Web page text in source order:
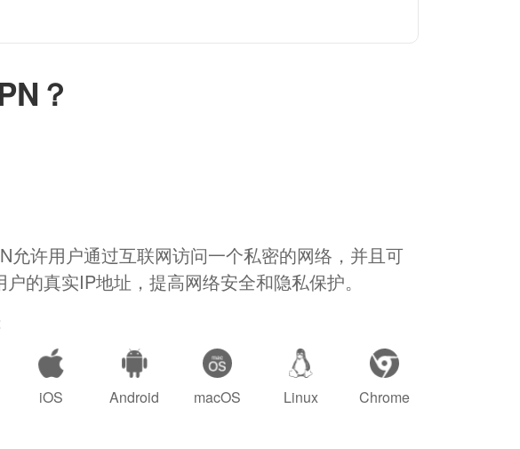
？
允许用户通过互联网访问一个私密的网络，并且可
户的真实IP地址，提高网络安全和隐私保护。
iOS Android macOS Linux Chrome